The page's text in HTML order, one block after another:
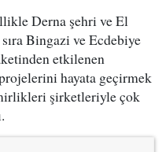
Derna şehri ve El
Bingazi ve Ecdebiye
etkilenen
hayata geçirmek
şirketleriyle çok